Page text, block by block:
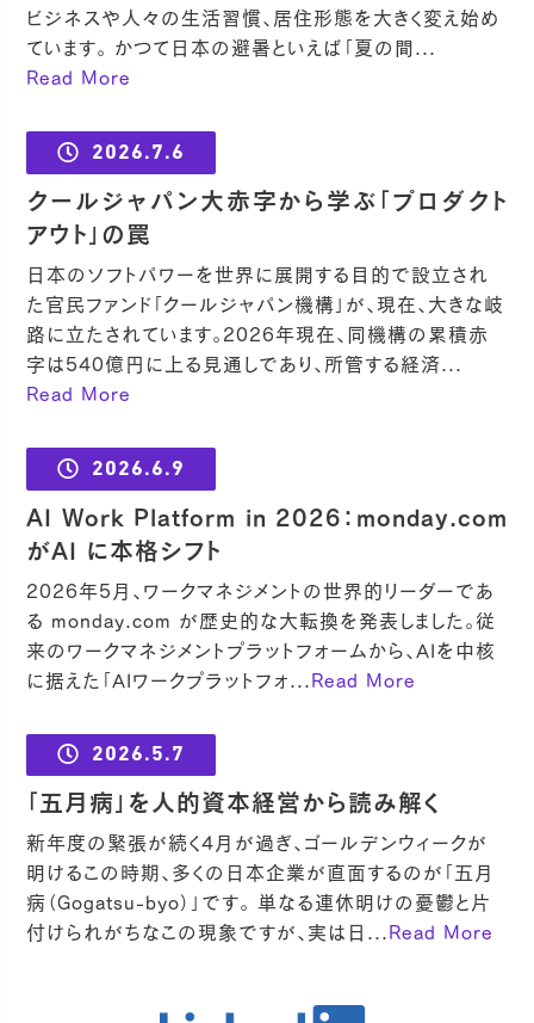
ビジネスや人々の生活習慣、居住形態を大きく変え始め
ています。 かつて日本の避暑といえば「夏の間...
Read More
2026.7.6
クールジャパン大赤字から学ぶ「プロダクト
アウト」の罠
日本のソフトパワーを世界に展開する目的で設立され
た官民ファンド「クールジャパン機構」が、現在、大きな岐
路に立たされています。2026年現在、同機構の累積赤
字は540億円に上る見通しであり、所管する経済...
Read More
2026.6.9
AI Work Platform in 2026：monday.com
がAI に本格シフト
2026年5月、ワークマネジメントの世界的リーダーであ
る monday.com が歴史的な大転換を発表しました。従
来のワークマネジメントプラットフォームから、AIを中核
に据えた「AIワークプラットフォ... Read More
2026.5.7
「五月病」を人的資本経営から読み解く
新年度の緊張が続く4月が過ぎ、ゴールデンウィークが
明けるこの時期、多くの日本企業が直面するのが「五月
病（Gogatsu-byo）」です。 単なる連休明けの憂鬱と片
付けられがちなこの現象ですが、実は日... Read More